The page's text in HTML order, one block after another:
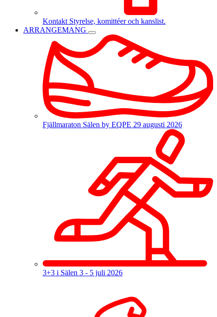
Kontakt Styrelse, komittéer och kanslist.
ARRANGEMANG
Fjällmaraton Sälen by EQPE 29 augusti 2026
3+3 i Sälen 3 - 5 juli 2026